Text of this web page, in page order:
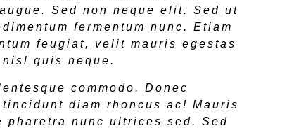
Sed non neque elit. Sed ut
fermentum nunc. Etiam
feugiat, velit mauris egestas
quis neque.
commodo. Donec
diam rhoncus ac! Mauris
pharetra nunc ultrices sed. Sed